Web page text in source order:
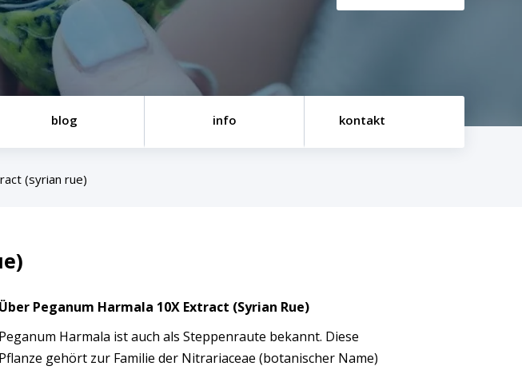
blog info kontakt
(syrian rue)
Über Peganum Harmala 10X Extract (Syrian Rue)
Peganum Harmala ist auch als Steppenraute bekannt. Diese
Pflanze gehört zur Familie der Nitrariaceae (botanischer Name)